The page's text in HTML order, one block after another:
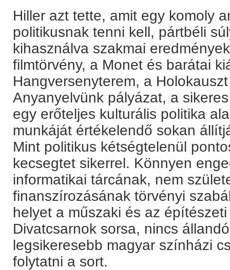
Hiller azt tette, amit egy komoly
politikusnak tenni kell, pártbéli
kihasználva szakmai
filmtörvény, a Monet és barátai
Hangversenyterem, a
Anyanyelvünk pályázat, a
egy erőteljes kulturális politika
munkáját értékelendő sokan
Mint politikus kétségtelenül
kecsegtet sikerrel. Könnyen
informatikai tárcának, nem
finanszírozásának törvényi
helyet a műszaki és az
Divatcsarnok sorsa, nincs
legsikeresebb magyar színházi
folytatni a sort.